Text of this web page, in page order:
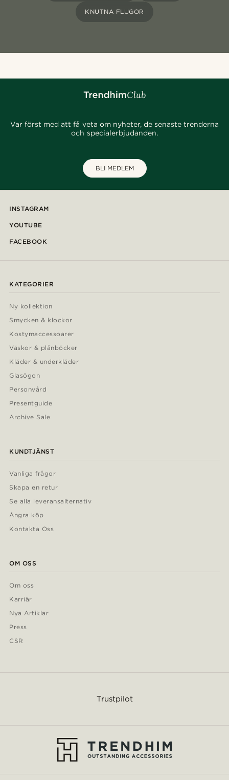
KNUTNA FLUGOR
Var först med att få veta om nyheter, de senaste trenderna
och specialerbjudanden.
BLI MEDLEM
INSTAGRAM
YOUTUBE
FACEBOOK
KATEGORIER
Ny kollektion
Smycken & klockor
Kostymaccessoarer
Väskor & plånböcker
Kläder & underkläder
Glasögon
Personvård
Presentguide
Archive Sale
KUNDTJÄNST
Vanliga frågor
Skapa en retur
Se alla leveransalternativ
Ångra köp
Kontakta Oss
OM OSS
Om oss
Karriär
Nya Artiklar
Press
CSR
Trustpilot